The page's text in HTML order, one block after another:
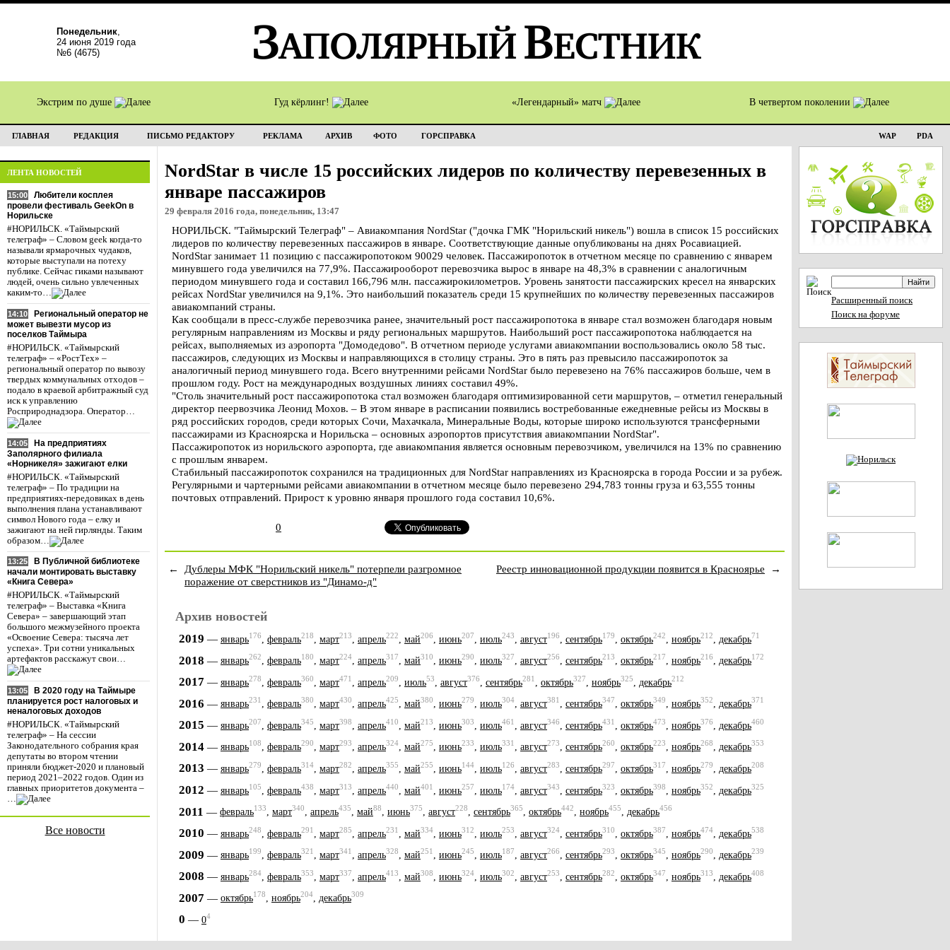
Понедельник,
24 июня 2019 года
№6 (4675)
Экстрим по душе Гуд кёрлинг! «Легендарный» матч В четвертом поколении
ГЛАВНАЯ РЕДАКЦИЯ ПИСЬМО РЕДАКТОРУ РЕКЛАМА АРХИВ ФОТО ГОРСПРАВКА WAP PDA
ЛЕНТА НОВОСТЕЙ
15:00
Любители косплея
провели фестиваль GeekOn в
Норильске
#НОРИЛЬСК. «Таймырский
телеграф» – Словом geek когда-то
называли ярмарочных чудаков,
которые выступали на потеху
публике. Сейчас гиками называют
людей, очень сильно увлеченных
каким-то…
14:10
Региональный оператор не
может вывезти мусор из
поселков Таймыра
#НОРИЛЬСК. «Таймырский
телеграф» – «РостТех» –
региональный оператор по вывозу
твердых коммунальных отходов –
подало в краевой арбитражный суд
иск к управлению
Росприроднадзора. Оператор…
14:05
На предприятиях
Заполярного филиала
«Норникеля» зажигают елки
#НОРИЛЬСК. «Таймырский
телеграф» – По традиции на
предприятиях-передовиках в день
выполнения плана устанавливают
символ Нового года – елку и
зажигают на ней гирлянды. Таким
образом…
13:25
В Публичной библиотеке
начали монтировать выставку
«Книга Севера»
#НОРИЛЬСК. «Таймырский
телеграф» – Выставка «Книга
Севера» – завершающий этап
большого межмузейного проекта
«Освоение Севера: тысяча лет
успеха». Три сотни уникальных
артефактов расскажут свои…
13:05
В 2020 году на Таймыре
планируется рост налоговых и
неналоговых доходов
#НОРИЛЬСК. «Таймырский
телеграф» – На сессии
Законодательного собрания края
депутаты во втором чтении
приняли бюджет-2020 и плановый
период 2021–2022 годов. Один из
главных приоритетов документа –
…
Все новости
NordStar в числе 15 российских лидеров по количеству перевезенных в
январе пассажиров
29 февраля 2016 года, понедельник, 13:47
НОРИЛЬСК. "Таймырский Телеграф" – Авиакомпания NordStar ("дочка ГМК "Норильский никель") вошла в список 15 российских
лидеров по количеству перевезенных пассажиров в январе. Соответствующие данные опубликованы на днях Росавиацией.
NordStar занимает 11 позицию с пассажиропотоком 90029 человек. Пассажиропоток в отчетном месяце по сравнению с январем
минувшего года увеличился на 77,9%. Пассажирооборот перевозчика вырос в январе на 48,3% в сравнении с аналогичным
периодом минувшего года и составил 166,796 млн. пассажирокилометров. Уровень занятости пассажирских кресел на январских
рейсах NordStar увеличился на 9,1%. Это наибольший показатель среди 15 крупнейших по количеству перевезенных пассажиров
авиакомпаний страны.
Как сообщали в пресс-службе перевозчика ранее, значительный рост пассажиропотока в январе стал возможен благодаря новым
регулярным направлениям из Москвы и ряду региональных маршрутов. Наибольший рост пассажиропотока наблюдается на
рейсах, выполняемых из аэропорта "Домодедово". В отчетном периоде услугами авиакомпании воспользовались около 58 тыс.
пассажиров, следующих из Москвы и направляющихся в столицу страны. Это в пять раз превысило пассажиропоток за
аналогичный период минувшего года. Всего внутренними рейсами NordStar было перевезено на 76% пассажиров больше, чем в
прошлом году. Рост на международных воздушных линиях составил 49%.
"Столь значительный рост пассажиропотока стал возможен благодаря оптимизированной сети маршрутов, – отметил генеральный
директор пеервозчика Леонид Мохов. – В этом январе в расписании появились востребованные ежедневные рейсы из Москвы в
ряд российских городов, среди которых Сочи, Махачкала, Минеральные Воды, которые широко используются трансферными
пассажирами из Красноярска и Норильска – основных аэропортов присутствия авиакомпании NordStar".
Пассажиропоток из норильского аэропорта, где авиакомпания является основным перевозчиком, увеличился на 13% по сравнению
с прошлым январем.
Стабильный пассажиропоток сохранился на традиционных для NordStar направлениях из Красноярска в города России и за рубеж.
Регулярными и чартерными рейсами авиакомпании в отчетном месяце было перевезено 294,783 тонны груза и 63,555 тонны
почтовых отправлений. Прирост к уровню января прошлого года составил 10,6%.
0
←
Дублеры МФК "Норильский никель" потерпели разгромное
поражение от сверстников из "Динамо-д"
Реестр инновационной продукции появится в Красноярье →
Архив новостей
2019 — январь176 февраль218 март213 апрель222 май206 июнь207 июль243 август196 сентябрь179 октябрь242 ноябрь212 декабрь71
2018 — январь262, февраль180, март224, апрель317, май310, июнь290, июль327, август256, сентябрь213, октябрь217, ноябрь216, декабрь172
2017 — январь278 февраль360 март471 апрель209 июль53 август376 сентябрь281 октябрь327 ноябрь325 декабрь212
2016 — январь231, февраль380, март430, апрель425, май380, июнь279, июль304, август381, сентябрь347, октябрь349, ноябрь352, декабрь371
2015 — январь207 февраль345 март398 апрель410 май213 июнь303 июль461 август346 сентябрь431 октябрь473 ноябрь376 декабрь460
2014 — январь108, февраль290, март293, апрель324, май275, июнь233, июль331, август273, сентябрь260, октябрь223, ноябрь268, декабрь353
2013 — январь279 февраль314 март282 апрель355 май255 июнь144 июль126 август283 сентябрь297 октябрь317 ноябрь279 декабрь208
2012 — январь105 февраль438 март313 апрель440 май401 июнь257 июль174 август343 сентябрь323 октябрь398 ноябрь352 декабрь325
2011 — февраль133, март340, апрель435, май88, июнь375, август228, сентябрь365, октябрь442, ноябрь455, декабрь456
2010 — январь248 февраль291 март285 апрель231 май334 июнь312 июль253 август324 сентябрь310 октябрь387 ноябрь474 декабрь538
2009 — январь199, февраль321, март341, апрель328, май251, июнь245, июль187, август266, сентябрь293, октябрь345, ноябрь290, декабрь239
2008 — январь284 февраль353 март337 апрель413 май308 июнь324 июль302 август253 сентябрь282 октябрь347 ноябрь313 декабрь408
2007 — октябрь178, ноябрь204, декабрь309
0 — 04
Расширенный поиск
Поиск на форуме